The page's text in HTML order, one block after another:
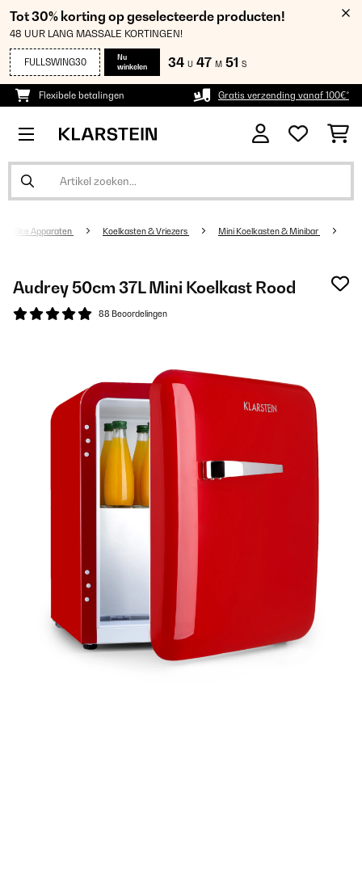
Tot 30% korting op geselecteerde producten!
48 UUR LANG MASSALE KORTINGEN!
FULLSWING30
Nu
winkelen
34 U 47 M 50 S
Flexibele betalingen Gratis verzending vanaf 100€*
Apparaten Koelkasten & Vriezers Mini Koelkasten & Minibar
Audrey 50cm 37L Mini Koelkast Rood
88 Beoordelingen